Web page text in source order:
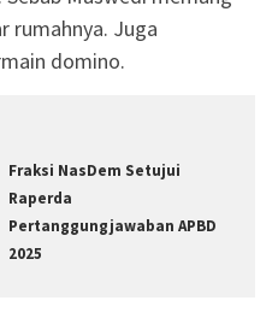
rumahnya. Juga
domino.
Fraksi NasDem Setujui
Raperda
Pertanggungjawaban APBD
2025